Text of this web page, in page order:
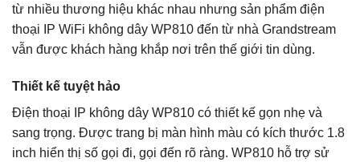
từ nhiều thương hiệu khác nhau nhưng sản phẩm điện
thoại IP WiFi không dây WP810 đến từ nhà Grandstream
vẫn được khách hàng khắp nơi trên thế giới tin dùng.
Thiết kế tuyệt hảo
Điện thoại IP không dây WP810 có thiết kế gọn nhẹ và
sang trọng. Được trang bị màn hình màu có kích thước 1.8
inch hiển thị số gọi đi, gọi đến rõ ràng. WP810 hỗ trợ sử